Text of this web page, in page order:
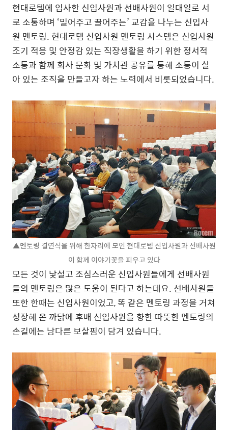
현대로템에 입사한 신입사원과 선배사원이 일대일로 서
로 소통하며 ‘밀어주고 끌어주는’ 교감을 나누는 신입사
원 멘토링. 현대로템 신입사원 멘토링 시스템은 신입사원
조기 적응 및 안정감 있는 직장생활을 하기 위한 정서적
소통과 함께 회사 문화 및 가치관 공유를 통해 소통이 살
아 있는 조직을 만들고자 하는 노력에서 비롯되었습니다.
▲멘토링 결연식을 위해 한자리에 모인 현대로템 신입사원과 선배사원
이 함께 이야기꽃을 피우고 있다
모든 것이 낯설고 조심스러운 신입사원들에게 선배사원
들의 멘토링은 많은 도움이 된다고 하는데요. 선배사원들
또한 한때는 신입사원이었고, 똑 같은 멘토링 과정을 거쳐
성장해 온 까닭에 후배 신입사원을 향한 따뜻한 멘토링의
손길에는 남다른 보살핌이 담겨 있습니다.